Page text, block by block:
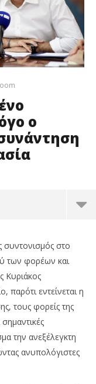
ο
συντονισμός στο
των φορέων και
εντείνεται η
τους φορείς της
την ανεξέλεγκτη
ανυπολόγιστες